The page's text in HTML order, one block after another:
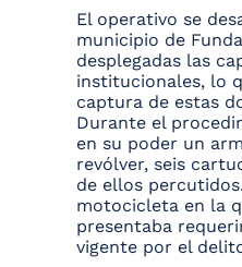
El operativo se
municipio de
desplegadas las
institucionales, lo
captura de estas
Durante el
en su poder un
revólver, seis
de ellos
motocicleta en la
presentaba
vigente por el